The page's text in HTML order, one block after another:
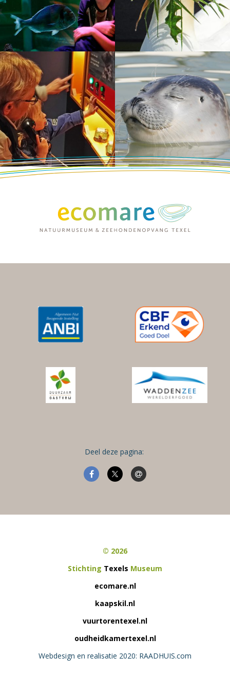
Deel deze pagina:
© 2026
Stichting Texels Museum
ecomare.nl
kaapskil.nl
vuurtorentexel.nl
oudheidkamertexel.nl
Webdesign en realisatie 2020: RAADHUIS.com